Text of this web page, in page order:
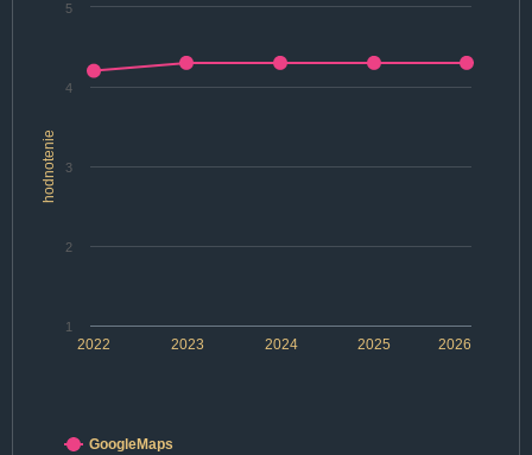
hodnotenie
2022 2024 2026
2023 2025
1
2
3
4
5
GoogleMaps